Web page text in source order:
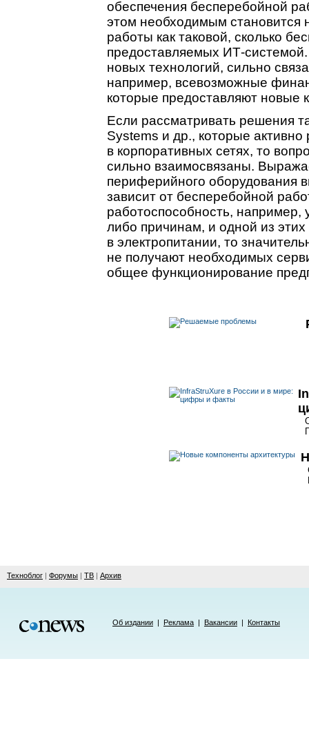
обеспечения бесперебойной
этом необходимым становится
работы как таковой, сколько
предоставляемых ИТ-
новых технологий, сильно
например, всевозможные
которые предоставляют новые
Если рассматривать решения
Systems и др., которые
в корпоративных сетях, то
сильно взаимосвязаны.
периферийного оборудования
зависит от бесперебойной
работоспособность, например,
либо причинам, и одной из
в электропитании, то
не получают необходимых
общее функционирование
Техноблог | Форумы | ТВ | Архив
Об издании | Реклама | Вакансии | Контакты